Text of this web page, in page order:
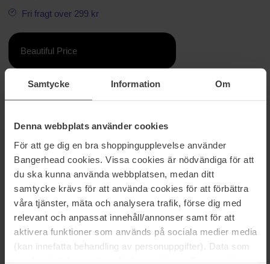
Samtycke Information Om
Denna webbplats använder cookies
För att ge dig en bra shoppingupplevelse använder
Bangerhead cookies. Vissa cookies är nödvändiga för att
du ska kunna använda webbplatsen, medan ditt
samtycke krävs för att använda cookies för att förbättra
våra tjänster, mäta och analysera trafik, förse dig med
relevant och anpassat innehåll/annonser samt för att
aktivera funktioner som används på sociala medier media
(kan innefatta behandling av personuppgifter). Data som
Fri fragt over 299 kr
Beautiful Price
linser, med en klassisk rektangulær silhuet og vintage-inspireret
nøglehuls næsebro. Designet til både mænd og kvinder, denne
mellemstore stil er afsluttet med diskrete metalnittedetaljer og Le
Specs flagstribet metalhardware. Fremstillet af BPA-fri
polymerplast, som er let, holdbar og slagfast. Udstyret med anti-
blåt lys linser, der filtrerer 30% af blåt lys for at hjælpe øjentræthed
og digital øjenbelastning, vores linser er fremstillet af brudsikkert
og ridsefast polycarbonatmateriale.
Varenummer: 106804